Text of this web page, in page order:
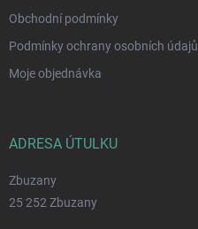
Obchodní podmínky
Podmínky ochrany osobních údajů
Moje objednávka
ADRESA ÚTULKU
Zbuzany
25 252 Zbuzany